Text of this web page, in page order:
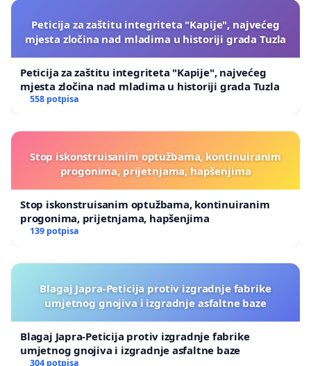
Peticija za zaštitu integriteta "Kapije", najvećeg
mjesta zločina nad mladima u historiji grada Tuzla
Peticija za zaštitu integriteta "Kapije", najvećeg
mjesta zločina nad mladima u historiji grada Tuzla
558 potpisa
Stop iskonstruisanim optužbama, kontinuiranim
progonima, prijetnjama, hapšenjima
Stop iskonstruisanim optužbama, kontinuiranim
progonima, prijetnjama, hapšenjima
139 potpisa
Blagaj Japra-Peticija protiv izgradnje fabrike
umjetnog gnojiva i izgradnje asfaltne baze
Blagaj Japra-Peticija protiv izgradnje fabrike
umjetnog gnojiva i izgradnje asfaltne baze
304 potpisa